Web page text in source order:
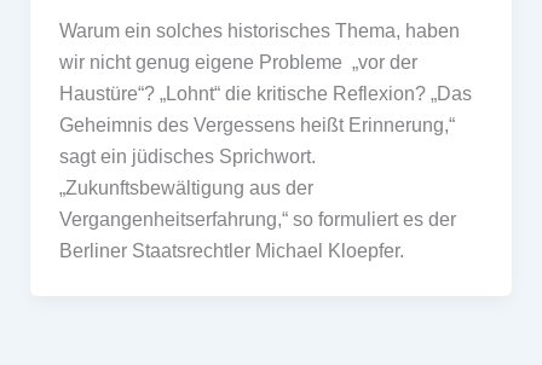
Warum ein solches historisches Thema, haben
wir nicht genug eigene Probleme „vor der
Haustüre“? „Lohnt“ die kritische Reflexion? „Das
Geheimnis des Vergessens heißt Erinnerung,“
sagt ein jüdisches Sprichwort.
„Zukunftsbewältigung aus der
Vergangenheitserfahrung,“ so formuliert es der
Berliner Staatsrechtler Michael Kloepfer.